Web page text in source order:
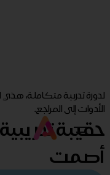
لدورة تدربية متكاملة،
الأدوات إلى المراجع.
حقيبة
أصمت